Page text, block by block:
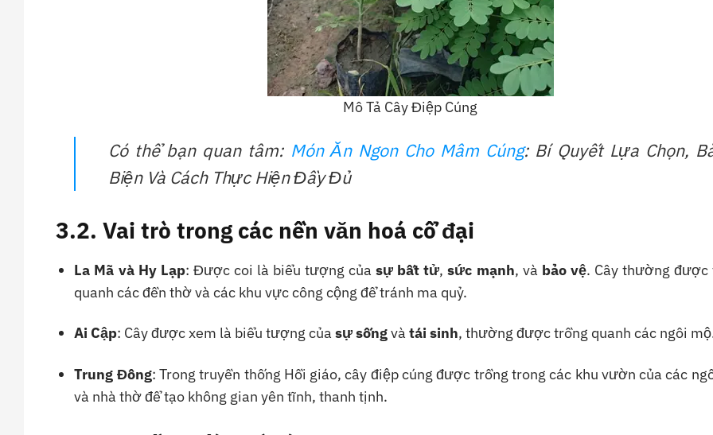
Mô Tả Cây Điệp Cúng
Có thể bạn quan tâm: Món Ăn Ngon Cho Mâm Cúng: Bí Quyết Lựa Chọn,
Biện Và Cách Thực Hiện Đầy Đủ
3.2. Vai trò trong các nền văn hoá cổ đại
La Mã và Hy Lạp: Được coi là biểu tượng củasự bất tử,sức mạnh, và bảo vệ. Cây thường được
quanh các đền thờ và các khu vực công cộng để tránh ma quỷ.
Ai Cập: Cây được xem là biểu tượng củasự sốngvàtái sinh, thường được trồng quanh các ngôi
Trung Đông: Trong truyền thống Hồi giáo, cây điệp cúng được trồng trong các khu vườn của các
và nhà thờ để tạo không gian yên tĩnh, thanh tịnh.